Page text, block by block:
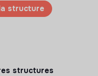
structure
structures